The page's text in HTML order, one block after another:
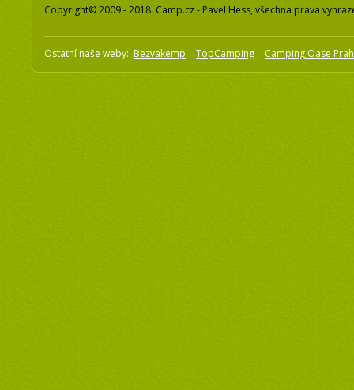
Copyright© 2009 - 2018 Camp.cz - Pavel Hess, všechna práva
Ostatní naše weby: Bezvakemp TopCamping Camping Oase